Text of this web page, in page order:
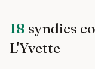
18 syndics
L'Yvette